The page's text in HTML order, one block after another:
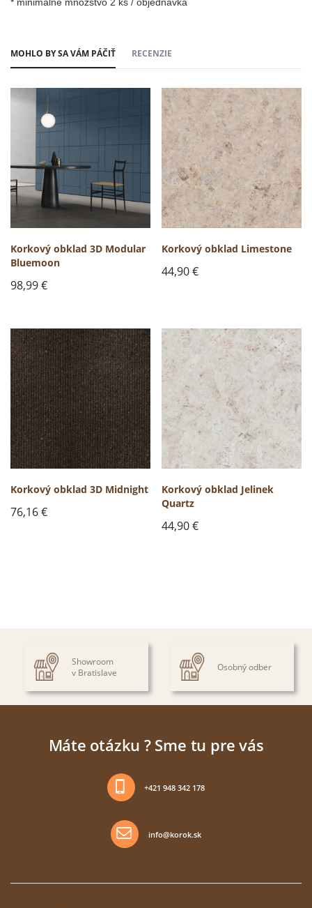
MOHLO BY SA VÁM PÁČIŤ RECENZIE
Korkový obklad 3D Modular
Bluemoon
98,99€
Korkový obklad Limestone
44,90€
Korkový obklad 3D Midnight
76,16€
Korkový obklad Jelinek
Quartz
44,90€
Showroom
v Bratislave
Osobný odber
Máte otázku ? Sme tu pre vás
+421 948 342 178
info@korok.sk